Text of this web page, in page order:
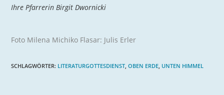
Ihre Pfarrerin Birgit Dwornicki
Foto Milena Michiko Flasar: Julis Erler
SCHLAGWÖRTER: LITERATURGOTTESDIENST, OBEN ERDE, UNTEN HIMMEL